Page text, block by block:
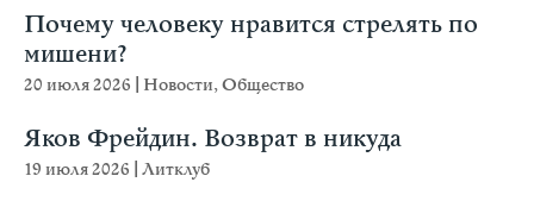
Почему человеку нравится стрелять по
мишени?
20 июля 2026 Новости,Общество
Яков Фрейдин. Возврат в никуда
19 июля 2026 Литклуб